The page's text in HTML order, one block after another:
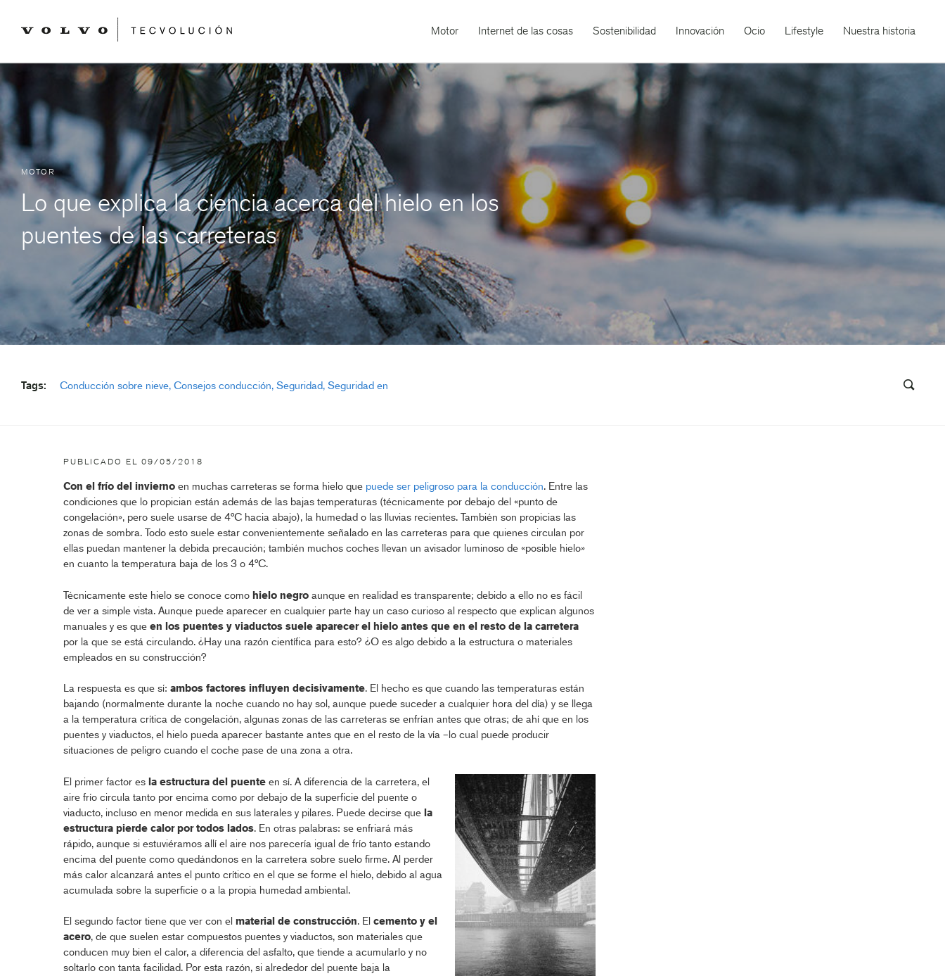
Motor Internet de las cosas Sostenibilidad Innovación Ocio Lifestyle Nuestra historia
MOTOR
Lo que explica la ciencia acerca del hielo en los
puentes de las carreteras
Tags: Conducción sobre nieve Consejos conducción Seguridad Seguridad en
PUBLICADO EL 09/05/2018
Con el frío del inviernoen muchas carreteras se forma hielo que puede ser peligroso para la conducción. Entre las
condiciones que lo propician están además de las bajas temperaturas (técnicamente por debajo del «punto de
congelación», pero suele usarse de 4°C hacia abajo), la humedad o las lluvias recientes. También son propicias las
zonas de sombra. Todo esto suele estar convenientemente señalado en las carreteras para que quienes circulan por
ellas puedan mantener la debida precaución; también muchos coches llevan un avisador luminoso de «posible hielo»
en cuanto la temperatura baja de los 3 o 4°C.
Técnicamente este hielo se conoce como hielo negroaunque en realidad es transparente; debido a ello no es fácil
de ver a simple vista. Aunque puede aparecer en cualquier parte hay un caso curioso al respecto que explican algunos
manuales y es que en los puentes y viaductos suele aparecer el hielo antes que en el resto de la carretera
por la que se está circulando. ¿Hay una razón científica para esto? ¿O es algo debido a la estructura o materiales
empleados en su construcción?
La respuesta es que sí: ambos factores influyen decisivamente. El hecho es que cuando las temperaturas están
bajando (normalmente durante la noche cuando no hay sol, aunque puede suceder a cualquier hora del día) y se llega
a la temperatura crítica de congelación, algunas zonas de las carreteras se enfrían antes que otras; de ahí que en los
puentes y viaductos, el hielo pueda aparecer bastante antes que en el resto de la vía –lo cual puede producir
situaciones de peligro cuando el coche pase de una zona a otra.
El primer factor es la estructura del puenteen sí. A diferencia de la carretera, el
aire frío circula tanto por encima como por debajo de la superficie del puente o
viaducto, incluso en menor medida en sus laterales y pilares. Puede decirse que la
estructura pierde calor por todos lados. En otras palabras: se enfriará más
rápido, aunque si estuviéramos allí el aire nos parecería igual de frío tanto estando
encima del puente como quedándonos en la carretera sobre suelo firme. Al perder
más calor alcanzará antes el punto crítico en el que se forme el hielo, debido al agua
acumulada sobre la superficie o a la propia humedad ambiental.
El segundo factor tiene que ver con el material de construcción. El cemento y el
acero, de que suelen estar compuestos puentes y viaductos, son materiales que
conducen muy bien el calor, a diferencia del asfalto, que tiende a acumularlo y no
soltarlo con tanta facilidad. Por esta razón, si alrededor del puente baja la